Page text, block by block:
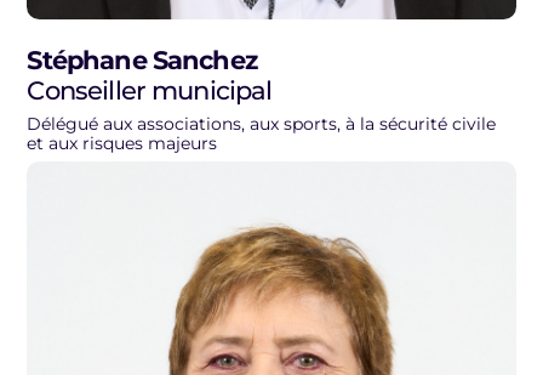
Stéphane Sanchez
Conseiller municipal
Délégué aux associations, aux sports, à la sécurité civile
et aux risques majeurs